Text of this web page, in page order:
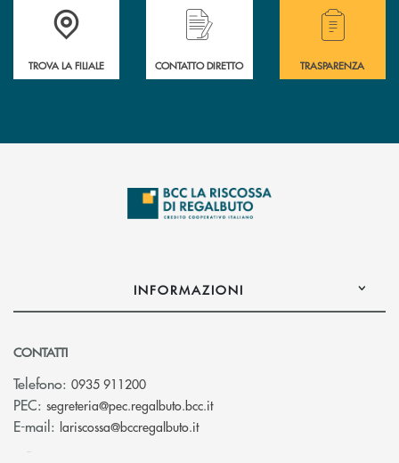
Accedi all' elenco completo delle filiali della Bcc
TROVA LA FILIALE
Hai bisogno di assistenza immediata?
CONTATTO DIRETTO
Hai bisogno di
TRASPARENZA
INFORMAZIONI
CONTATTI
Telefono: 0935 911200
PEC: segreteria@pec.regalbuto.bcc.it(si apre l’app di posta
E-mail: lariscossa@bccregalbuto.it(si apre l’app di posta